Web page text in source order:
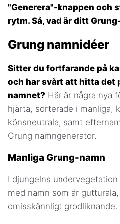
"Generera"-knappen och
rytm. Så, vad är ditt
Grung namnidéer
Sitter du fortfarande på
och har svårt att hitta det
namnet? Här är några nya
hjärta, sorterade i manliga,
könsneutrala, samt
Grung namngenerator.
Manliga Grung-namn
I djungelns
med namn som är
omisskännligt